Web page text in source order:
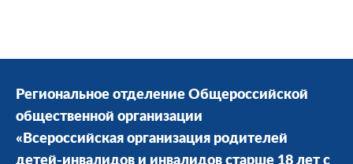
Региональное отделение Общероссийской
общественной организации
«Всероссийская организация родителей
детей-инвалидов и инвалидов старше 18 лет с